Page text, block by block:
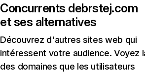
Concurrents debrstej.com
et ses alternatives
Découvrez d'autres sites web qui
intéressent votre audience. Voyez
des domaines que les utilisateurs